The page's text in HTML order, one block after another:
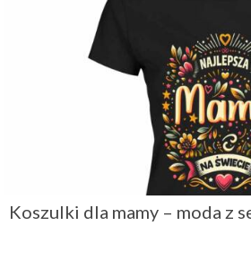
Koszulki dla mamy – moda z